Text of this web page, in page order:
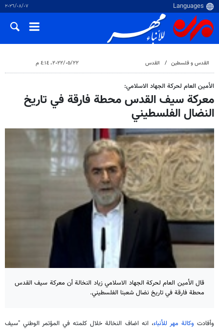
٠٧‏/٠٨‏/٢٠٢٦
القدس و فلسطین القدس ٢٢‏/٠٥‏/٢٠٢٢، ٤:١٤ م
الأمين العام لحركة الجهاد الاسلامي:
معركة سيف القدس محطة فارقة في تاريخ
النضال الفلسطيني
قال الأمين العام لحركة الجهاد الاسلامي زياد النخالة أن معركة سيف القدس
محطة فارقة في تاريخ نضال شعبنا الفلسطيني.
وأفادت وكالة مهر للأنباء، انه اضاف النخالة خلال كلمته في المؤتمر الوطني "سيف